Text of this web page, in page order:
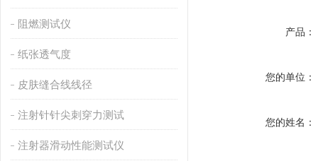
阻燃测试仪
纸张透气度
皮肤缝合线线径
注射针针尖刺穿力测试
注射器滑动性能测试仪
产品：
您的单位：
您的姓名：